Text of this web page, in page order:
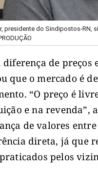
presidente do Sindipostos-RN,
diferença de
que o mercado é
“O preço é
e na revenda”,
de valores
direta, já que
pelos